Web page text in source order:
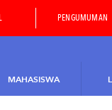
PENGUMUMAN
MAHASISWA